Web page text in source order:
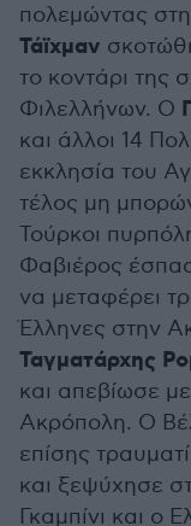
πολεμώντας
Τάϊχμαν
το κοντάρι της
Φιλελλήνων. Ο
και άλλοι 14
εκκλησία του
τέλος μη
Τούρκοι
Φαβιέρος
να μεταφέρει
Έλληνες στην
Ταγματάρχης
και απεβίωσε
Ακρόπολη. Ο
επίσης
και ξεψύχησε
Γκαμπίνι και ο